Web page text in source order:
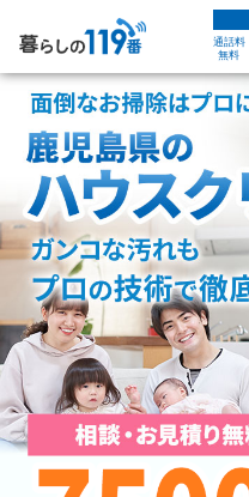
通話料
無料